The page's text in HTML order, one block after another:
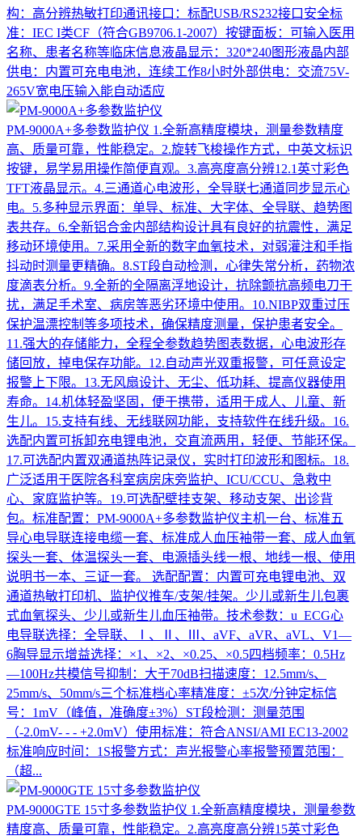
构：高分辨热敏打印通讯接口：标配USB/RS232接口安全标
准：IEC I类CF（符合GB9706.1-2007）按键面板：可输入医用
名称、患者名称等临床信息液晶显示：320*240图形液晶内部
供电：内置可充电电池，连续工作8小时外部供电：交流75V-
265V宽电压输入能自动适应
PM-9000A+多参数监护仪 1.全新高精度模块，测量参数精度
高、质量可靠，性能稳定。2.旋转飞梭操作方式，中英文标识
按键，易学易用操作简便直观。3.高亮度高分辨12.1英寸彩色
TFT液晶显示。4.三通道心电波形，全导联七通道同步显示心
电。5.多种显示界面：单导、标准、大字体、全导联、趋势图
表共存。6.全新铝合金内部结构设计具有良好的抗震性，满足
移动环境使用。7.采用全新的数字血氧技术，对弱灌注和手指
抖动时测量更精确。8.ST段自动检测，心律失常分析，药物浓
度滴表分析。9.全新的全隔离浮地设计，抗除颤抗高频电刀干
扰，满足手术室、病房等恶劣环境中使用。10.NIBP双重过压
保护温漂控制等多项技术，确保精度测量，保护患者安全。
11.强大的存储能力，全程全参数趋势图表数据，心电波形存
储回放，掉电保存功能。12.自动声光双重报警，可任意设定
报警上下限。13.无风扇设计、无尘、低功耗、提高仪器使用
寿命。14.机体轻盈坚固，便于携带，适用于成人、儿童、新
生儿。15.支持有线、无线联网功能，支持软件在线升级。16.
选配内置可拆卸充电锂电池，交直流两用，轻便、节能环保。
17.可选配内置双通道热阵记录仪，实时打印波形和图标。18.
广泛适用于医院各科室病房床旁监护、ICU/CCU、急救中
心、家庭监护等。19.可选配壁挂支架、移动支架、出诊背
包。标准配置：PM-9000A+多参数监护仪主机一台、标准五
导心电导联连接电缆一套、标准成人血压袖带一套、成人血氧
探头一套、体温探头一套、电源插头线一根、地线一根、使用
说明书一本、三证一套。 选配配置：内置可充电锂电池、双
通道热敏打印机、监护仪推车/支架/挂架。少儿或新生儿包裹
式血氧探头、少儿或新生儿血压袖带。技术参数：u ECG心
电导联选择：全导联、Ⅰ、Ⅱ、Ⅲ、aVF、aVR、aVL、V1—
6胸导显示增益选择：×1、×2、×0.25、×0.5四档频率：0.5Hz
—100Hz共模信号抑制：大于70dB扫描速度：12.5mm/s、
25mm/s、50mm/s三个标准档心率精准度：±5次/分钟定标信
号：1mV（峰值，准确度±3%）ST段检测：测量范围
（-2.0mV- - - +2.0mV）使用标准：符合ANSI/AMI EC13-2002
标准响应时间：1S报警方式：声光报警心率报警预置范围：
（超...
PM-9000GTE 15寸多参数监护仪 1.全新高精度模块，测量参数
精度高、质量可靠，性能稳定。2.高亮度高分辨15英寸彩色